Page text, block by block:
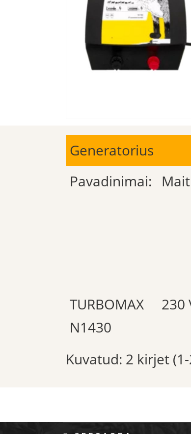
Generatorius
Pavadinimai:
TURBOMAX
N1430
230
Kuvatud: 2 kirjet